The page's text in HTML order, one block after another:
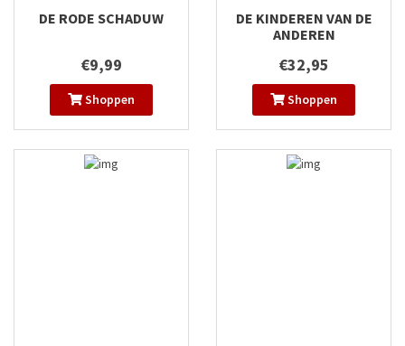
DE RODE SCHADUW
€9,99
Shoppen
DE KINDEREN VAN DE
ANDEREN
€32,95
Shoppen